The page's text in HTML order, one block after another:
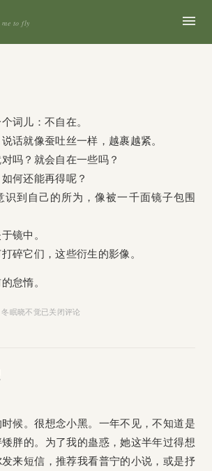
me to fly
词儿：不自在。
话就像蚕吐丝一样，越裹越紧。
吗？就会自在一些吗？
何还能再得呢？
识到自己的所为，像被一千面镜子包围
镜中。
碎它们，这些衍生的影像。
怠惰。
冬眠晓不觉已关闭评论
候。很想念小黑。一年不见，不知道是
胖的。为了我的蛊惑，她这半年过得想
来短信，推荐我看普宁的小说，或是抒